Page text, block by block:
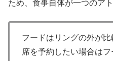
ため、食事自体が一つのア
フードはリングの外が比
席を予約したい場合は